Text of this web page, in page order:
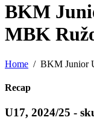
BKM
MBK
Home BKM Junior
Recap
U17, 2024/25 -